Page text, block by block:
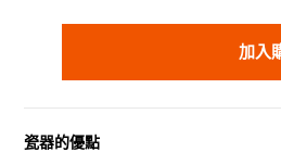
加入
瓷器的優點